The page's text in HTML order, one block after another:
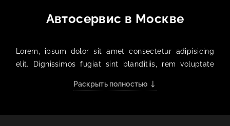
Автосервис в Москве
Lorem, ipsum dolor sit amet consectetur adipisicing
elit. Dignissimos fugiat sint blanditiis, rem voluptate
qui, nemo aliquid unde vitae repudiandae odit voluptas
Раскрыть полностью